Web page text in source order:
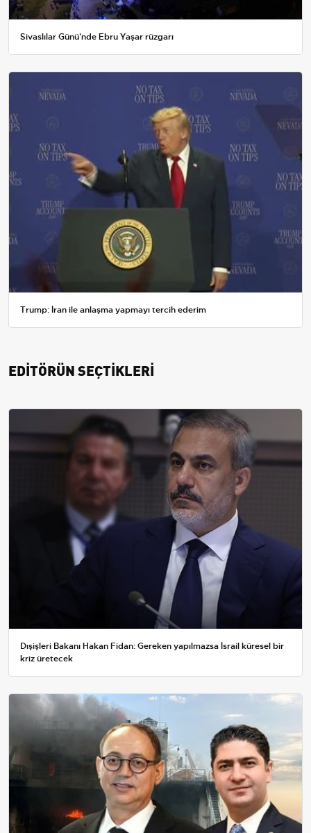
Sivaslılar Günü'nde Ebru Yaşar rüzgarı
Trump: İran ile anlaşma yapmayı tercih ederim
EDİTÖRÜN SEÇTİKLERİ
Dışişleri Bakanı Hakan Fidan: Gereken yapılmazsa İsrail küresel bir
kriz üretecek